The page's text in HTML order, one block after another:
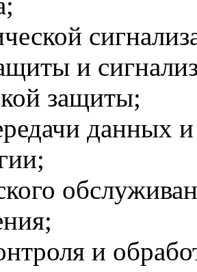
и
защиты;
данных
и